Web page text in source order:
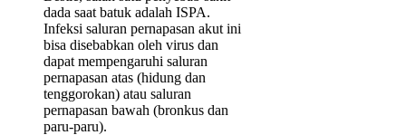
dada saat batuk adalah ISPA.
Infeksi saluran pernapasan akut ini
bisa disebabkan oleh virus dan
dapat mempengaruhi saluran
pernapasan atas (hidung dan
tenggorokan) atau saluran
pernapasan bawah (bronkus dan
paru-paru).